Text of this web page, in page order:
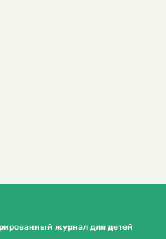
журнал для детей